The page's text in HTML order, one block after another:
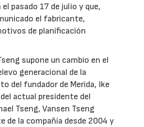
pasado 17 de julio y que,
el fabricante,
de planificación
supone un cambio en el
generacional de la
del fundador de Merida, Ike
actual presidente del
Tseng, Vansen Tseng
de la compañía desde 2004 y